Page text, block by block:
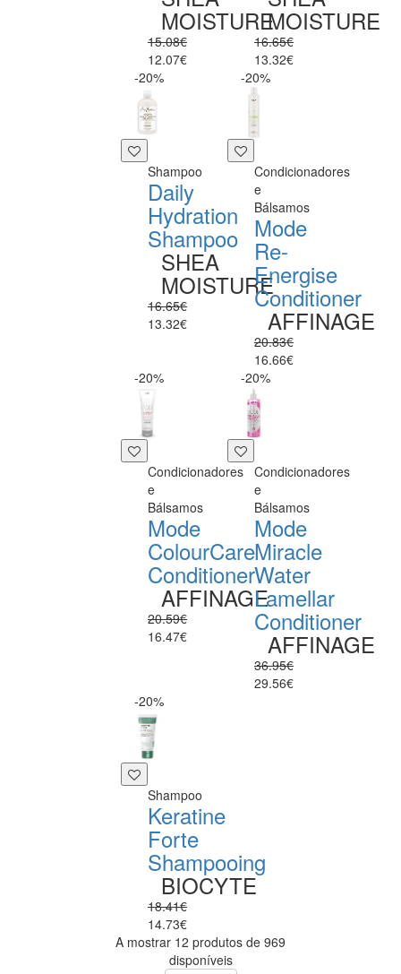
MOISTURE
15.08€
12.07€
MOISTURE
16.65€
13.32€
-20%
Shampoo
Daily
Hydration
Shampoo
SHEA
MOISTURE
16.65€
13.32€
-20%
Condicionadores
e
Bálsamos
Mode
Re-
Energise
Conditioner
AFFINAGE
20.83€
16.66€
-20%
Condicionadores
e
Bálsamos
Mode
ColourCare
Conditioner
AFFINAGE
20.59€
16.47€
-20%
Condicionadores
e
Bálsamos
Mode
Miracle
Water
Lamellar
Conditioner
AFFINAGE
36.95€
29.56€
-20%
Shampoo
Keratine
Forte
Shampooing
BIOCYTE
18.41€
14.73€
A mostrar 12 produtos de 969
disponíveis